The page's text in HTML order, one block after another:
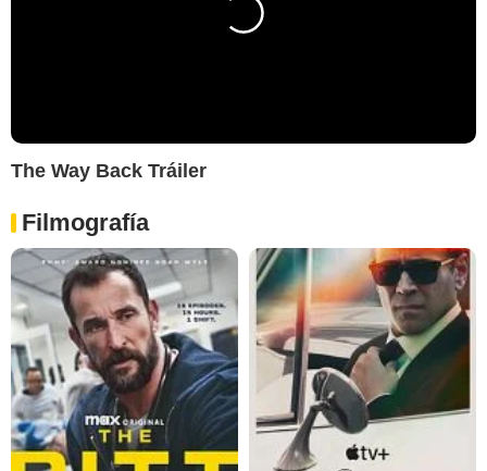
The Way Back Tráiler
Filmografía